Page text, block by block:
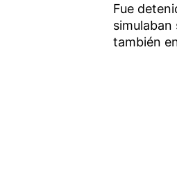
Fue
también